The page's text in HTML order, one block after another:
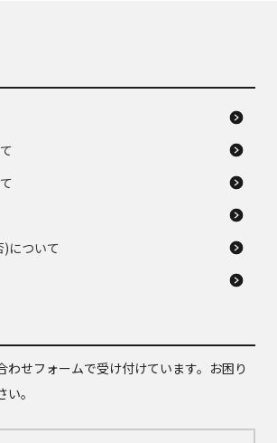
について
わせフォームで受け付けています。お困り
。